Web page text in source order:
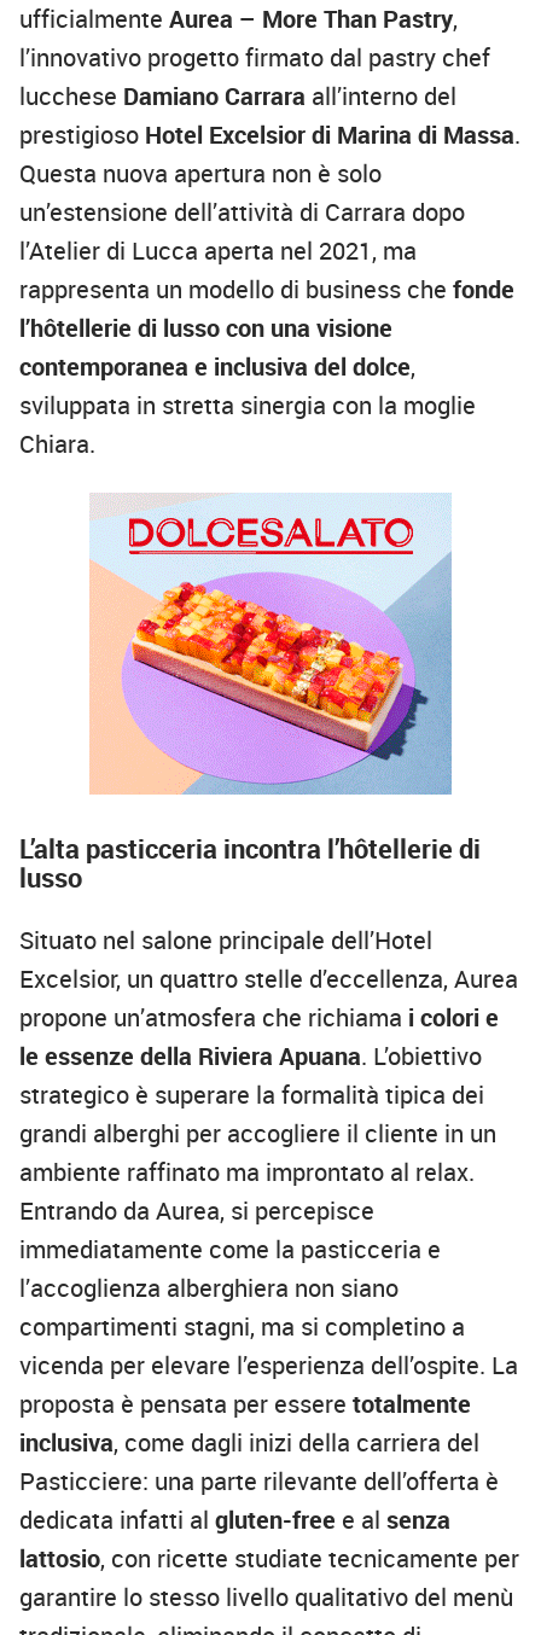
ufficialmente Aurea – More Than Pastry,
l’innovativo progetto firmato dal pastry chef
lucchese Damiano Carrara all’interno del
prestigioso Hotel Excelsior di Marina di Massa.
Questa nuova apertura non è solo
un’estensione dell’attività di Carrara dopo
l’Atelier di Lucca aperta nel 2021, ma
rappresenta un modello di business che fonde
l’hôtellerie di lusso con una visione
contemporanea e inclusiva del dolce,
sviluppata in stretta sinergia con la moglie
Chiara.
L’alta pasticceria incontra l’hôtellerie di
lusso
Situato nel salone principale dell’Hotel
Excelsior, un quattro stelle d’eccellenza, Aurea
propone un’atmosfera che richiama i colori e
le essenze della Riviera Apuana. L’obiettivo
strategico è superare la formalità tipica dei
grandi alberghi per accogliere il cliente in un
ambiente raffinato ma improntato al relax.
Entrando da Aurea, si percepisce
immediatamente come la pasticceria e
l’accoglienza alberghiera non siano
compartimenti stagni, ma si completino a
vicenda per elevare l’esperienza dell’ospite. La
proposta è pensata per essere totalmente
inclusiva, come dagli inizi della carriera del
Pasticciere: una parte rilevante dell’offerta è
dedicata infatti al gluten-free e al senza
lattosio, con ricette studiate tecnicamente per
garantire lo stesso livello qualitativo del menù